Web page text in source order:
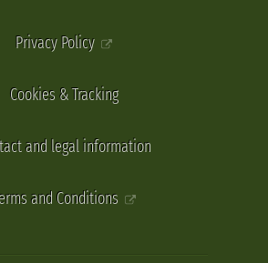
Privacy Policy
Cookies & Tracking
and legal information
and Conditions